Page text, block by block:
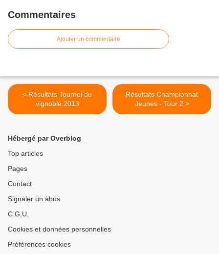
Commentaires
Ajouter un commentaire
< Résultats Tournoi du
vignoble 2013
Résultats Championnat
Jeunes - Tour 2 >
Hébergé par Overblog
Top articles
Pages
Contact
Signaler un abus
C.G.U.
Cookies et données personnelles
Préférences cookies